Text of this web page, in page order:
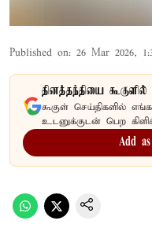
Published on: 26 Mar 2026,
தினத்தந்தியை
கூகுள் செய்திகளில்
உடனுக்குடன் பெற
Add